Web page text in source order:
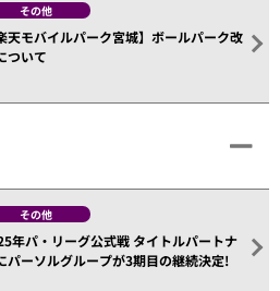
その他
天モバイルパーク宮城】ボールパーク改
ついて
その他
年パ・リーグ公式戦 タイトルパートナ
パーソルグループが3期目の継続決定!